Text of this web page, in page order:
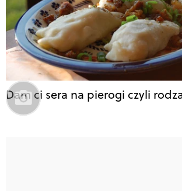
Dam ci sera na pierogi czyli